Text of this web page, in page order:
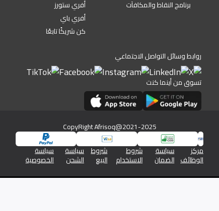
برنامج النقاط والمكافآت
أفري ستورز
أفري باي
كن شريكًا تابعًا
روابط وسائل التواصل الاجتماعي
تسوق من أينما كنت
CopyRight Afrisoq@2021-2025
مركز
الوظائف
سياسة
الضمان
شروط
الاستخدام
شروط
البيع
سياسة
الشحن
سياسة
الخصوصية